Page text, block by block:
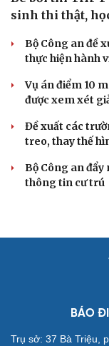
Truy tố tài xế
Long
Đối tượng điều
giáo lĩnh án 7
Vụ gian lận thi
nâng tổng số
Đoàn Bảo Châu
chống Nhà nước
Bê bối thi
sinh thi thật,
Bộ Công an đề